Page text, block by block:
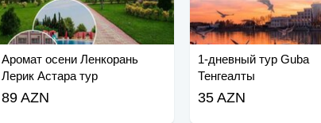
Аромат осени Ленкорань
Лерик Астара тур
89 AZN
1-дневный тур Guba
Тенгеалты
35 AZN